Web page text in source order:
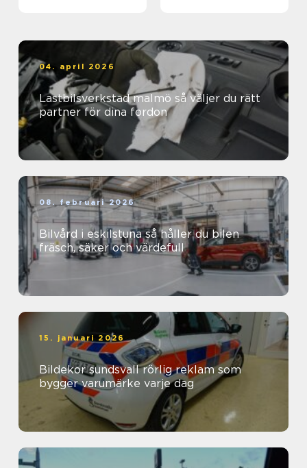
04. april 2026
Lastbilsverkstad malmö så väljer du rätt
partner för dina fordon
08. februari 2026
Bilvård i eskilstuna så håller du bilen
fräsch, säker och värdefull
15. januari 2026
Bildekor sundsvall rörlig reklam som
bygger varumärke varje dag